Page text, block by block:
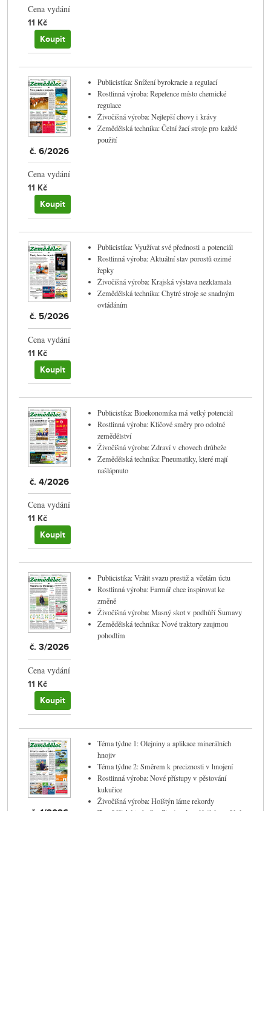
Cena vydání
11 Kč
Koupit
č. 6/2026
Cena vydání
11 Kč
Koupit
Publicistika: Snížení byrokracie a regulací
Rostlinná výroba: Repelence místo chemické
regulace
Živočišná výroba: Nejlepší chovy i krávy
Zemědělská technika: Čelní žací stroje pro každé
použití
č. 5/2026
Cena vydání
11 Kč
Koupit
Publicistika: Využívat své přednosti a potenciál
Rostlinná výroba: Aktuální stav porostů ozimé
řepky
Živočišná výroba: Krajská výstava nezklamala
Zemědělská technika: Chytré stroje se snadným
ovládáním
č. 4/2026
Cena vydání
11 Kč
Koupit
Publicistika: Bioekonomika má velký potenciál
Rostlinná výroba: Klíčové směry pro odolné
zemědělství
Živočišná výroba: Zdraví v chovech drůbeže
Zemědělská technika: Pneumatiky, které mají
našlápnuto
č. 3/2026
Cena vydání
11 Kč
Koupit
Publicistika: Vrátit svazu prestiž a včelám úctu
Rostlinná výroba: Farmář chce inspirovat ke
změně
Živočišná výroba: Masný skot v podhůří Šumavy
Zemědělská technika: Nové traktory zaujmou
pohodlím
č. 1/2026
Téma týdne 1: Olejniny a aplikace minerálních
hnojiv
Téma týdne 2: Směrem k preciznosti v hnojení
Rostlinná výroba: Nové přístupy v pěstování
kukuřice
Živočišná výroba: Holštýn láme rekordy
Zemědělská technika: Stroje odpovídající na přání